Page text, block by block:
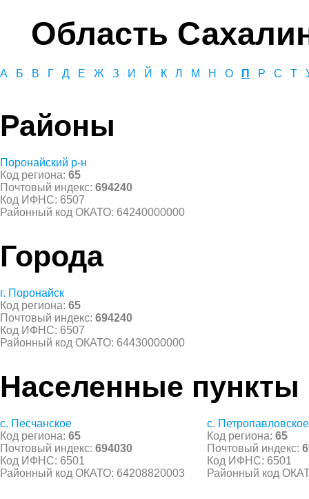
Область
А Б В Г Д Е Ж З И Й К Л М Н О П Р С Т
Районы
Поронайский р-н
Код региона: 65
Почтовый индекс: 694240
Код ИФНС: 6507
Районный код ОКАТО: 64240000000
Города
г. Поронайск
Код региона: 65
Почтовый индекс: 694240
Код ИФНС: 6507
Районный код ОКАТО: 64430000000
Населенные пункты
с. Песчанское
Код региона: 65
Почтовый индекс: 694030
Код ИФНС: 6501
Районный код ОКАТО: 64208820003
с. Петропавловское
Код региона: 65
Почтовый индекс:
Код ИФНС: 6501
Районный код